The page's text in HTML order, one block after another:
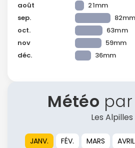
août
21mm
sep.
82mm
oct.
63mm
nov
59mm
déc.
36mm
Météo
Les Alpilles
JANV. FÉV. MARS AVRIL